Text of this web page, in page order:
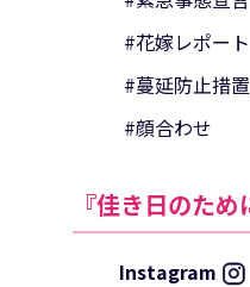
#花嫁レポート
#蔓延防止措置
#顔合わせ
『佳き日のた
Instagram